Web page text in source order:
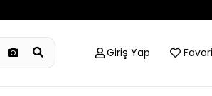
Giriş Yap